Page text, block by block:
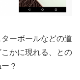
ーボールなどの道
かに現れる、との
？